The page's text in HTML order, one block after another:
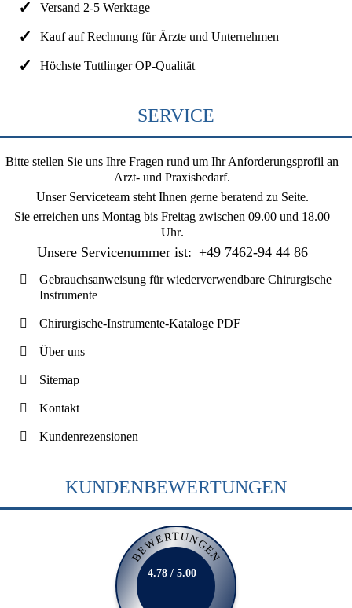
Versand 2-5 Werktage
Kauf auf Rechnung für Ärzte und Unternehmen
Höchste Tuttlinger OP-Qualität
SERVICE
Bitte stellen Sie uns Ihre Fragen rund um Ihr Anforderungsprofil an
Arzt- und Praxisbedarf.
Unser Serviceteam steht Ihnen gerne beratend zu Seite.
Sie erreichen uns Montag bis Freitag zwischen 09.00 und 18.00
Uhr.
Unsere Servicenummer ist: +49 7462-94 44 86
Gebrauchsanweisung für wiederverwendbare Chirurgische
Instrumente
Chirurgische-Instrumente-Kataloge PDF
Über uns
Sitemap
Kontakt
Kundenrezensionen
KUNDENBEWERTUNGEN
BEWERTUNGEN
4.78 / 5.00